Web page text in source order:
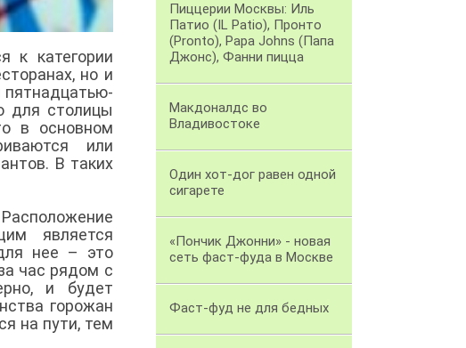
к категории
но и
пятнадцатью-
для столицы
в основном
или
В таких
является
нее – это
час рядом с
и будет
горожан
на пути, тем
Пиццерии Москвы: Иль
Патио (IL Patio), Пронто
(Pronto), Papa Johns (Папа
Джонс), Фанни пицца
Макдоналдс во
Владивостоке
Один хот-дог равен одной
сигарете
«Пончик Джонни» - новая
сеть фаст-фуда в Москве
Фаст-фуд не для бедных